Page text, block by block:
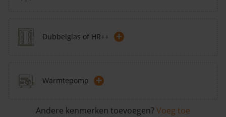
Dubbelglas of HR++ +
Warmtepomp +
Andere kenmerken toevoegen? Voeg toe